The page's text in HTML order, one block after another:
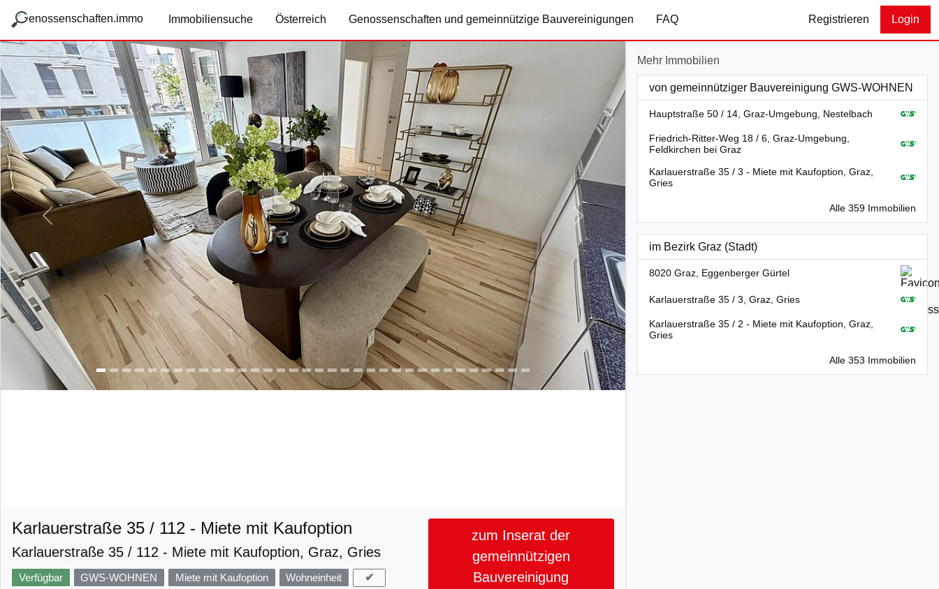
g
enossenschaften.immo Immobiliensuche Österreich Genossenschaften und gemeinnützige Bauvereinigungen FAQ Registrieren Login
Vorige Nächste
zum Inserat der
gemeinnützigen
Bauvereinigung
Karlauerstraße 35 / 112 - Miete mit Kaufoption
Karlauerstraße 35 / 112 - Miete mit Kaufoption, Graz, Gries
Verfügbar GWS-WOHNEN Miete mit Kaufoption Wohneinheit ✔
Mehr Immobilien
von gemeinnütziger Bauvereinigung GWS-WOHNEN
Hauptstraße 50 / 14, Graz-Umgebung, Nestelbach
Friedrich-Ritter-Weg 18 / 6, Graz-Umgebung,
Feldkirchen bei Graz
Karlauerstraße 35 / 3 - Miete mit Kaufoption, Graz,
Gries
Alle 359 Immobilien
im Bezirk Graz (Stadt)
8020 Graz, Eggenberger Gürtel
Karlauerstraße 35 / 3, Graz, Gries
Karlauerstraße 35 / 2 - Miete mit Kaufoption, Graz,
Gries
Alle 353 Immobilien